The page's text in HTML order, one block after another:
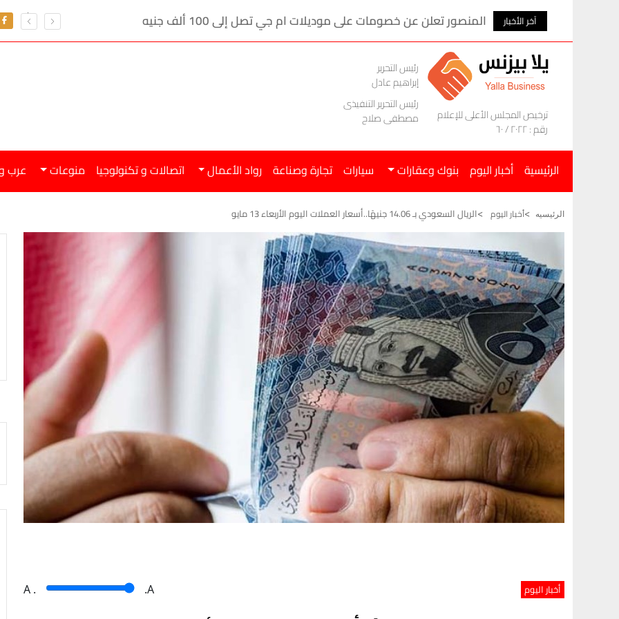
آخر الأخبار المنصور تعلن عن خصومات على موديلات ام جي تصل إلى 100 ألف جنيه
ترخيص المجلس الأعلى للإعلام
رقم : ٢٠٢٢ / ٦٠
رئيس التحرير
إبراهيم عادل
رئيس التحرير التنفيذى
مصطفى صلاح
الرئيسية أخبار اليوم بنوك وعقارات سيارات تجارة وصناعة رواد الأعمال اتصالات و تكنولوجيا منوعات عرب
الرئيسيه أخبار اليوم الريال السعودي بـ 14.06 جنيهًا..أسعار العملات اليوم الأربعاء 13 مايو
أخبار اليوم A . .A